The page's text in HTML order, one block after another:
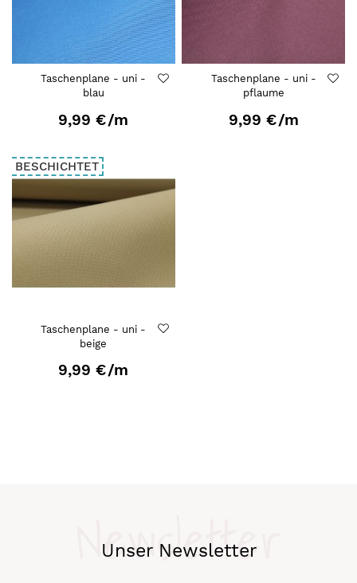
Taschenplane - uni -
blau
9,99 €/m
Taschenplane - uni -
pflaume
9,99 €/m
BESCHICHTET
Taschenplane - uni -
beige
9,99 €/m
Unser Newsletter
Newsletter